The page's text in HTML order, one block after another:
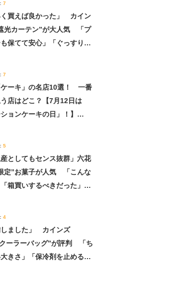
7
く買えば良かった」 カイン
光カーテン”が大人気 「プ
保てて安心」「ぐっすり眠
7
ケーキ」の名店10選！ 一番
店はどこ？【7月12日は
ションケーキの日」！】
5
産としてもセンス抜群」六花
定”お菓子が人気 「こんな
箱買いするべきだった」
4
しました」 カインズ
ーラーバッグ”が評判 「ち
きさ」「保冷剤を止めるベ